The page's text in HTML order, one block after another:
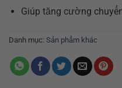
Giúp tăng cường
Danh mục: Sản phẩm khác